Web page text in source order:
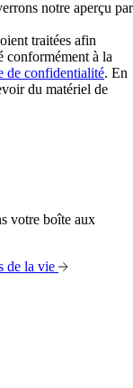
notre aperçu par
traitées afin
conformément à la
de confidentialité. En
du matériel de
votre boîte aux
de la vie